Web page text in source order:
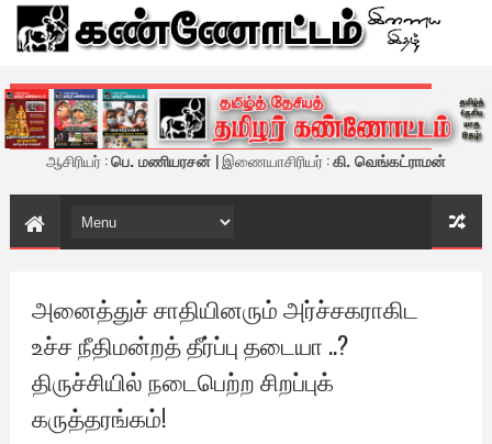
கண்ணோட்டம் - இணைய இதழ்
ஆசிரியர் :பெ. மணியரசன் | இணையாசிரியர் :கி. வெங்கட்ராமன்
அனைத்துச் சாதியினரும் அர்ச்சகராகிட
உச்ச நீதிமன்றத் தீர்ப்பு தடையா ..?
திருச்சியில் நடைபெற்ற சிறப்புக்
கருத்தரங்கம்!